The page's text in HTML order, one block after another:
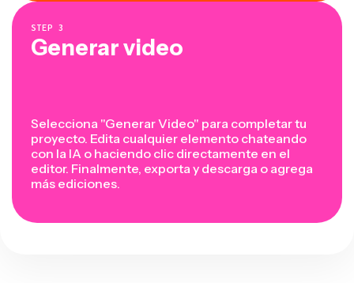
STEP 3
Generar video
Selecciona "Generar Video" para completar tu
proyecto. Edita cualquier elemento chateando
con la IA o haciendo clic directamente en el
editor. Finalmente, exporta y descarga o agrega
más ediciones.